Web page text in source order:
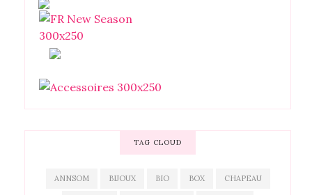
TAG CLOUD
ANNSOM BIJOUX BIO BOX CHAPEAU